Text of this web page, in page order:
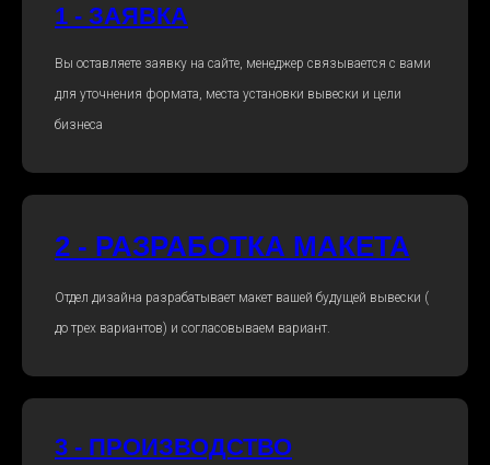
1 - ЗАЯВКА
Вы оставляете заявку на сайте, менеджер связывается с вами
для уточнения формата, места установки вывески и цели
бизнеса
2 - РАЗРАБОТКА МАКЕТА
Отдел дизайна разрабатывает макет вашей будущей вывески (
до трех вариантов) и согласовываем вариант.
3 - ПРОИЗВОДСТВО